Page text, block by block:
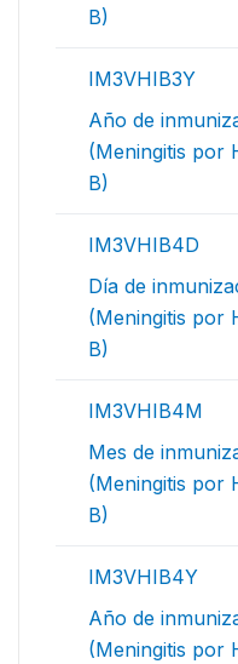
B)
IM3VHIB3Y
Año de
(Meningitis por
B)
IM3VHIB4D
Día de
(Meningitis por
B)
IM3VHIB4M
Mes de
(Meningitis por
B)
IM3VHIB4Y
Año de
(Meningitis por